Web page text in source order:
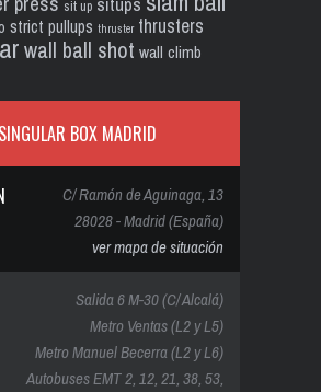
sit up
strict pullups thruster thrusters
wall ball shot wall climb
BOX MADRID
C/ Ramón de Aguinaga, 13
28028 - Madrid (España)
ver mapa de situación
Salida 6 M-30 (C/ Alcalá)
Metro Ventas (L2 y L5)
Metro Manuel Becerra (L2 y L6)
Autobuses EMT 2, 12, 21, 38, 53,